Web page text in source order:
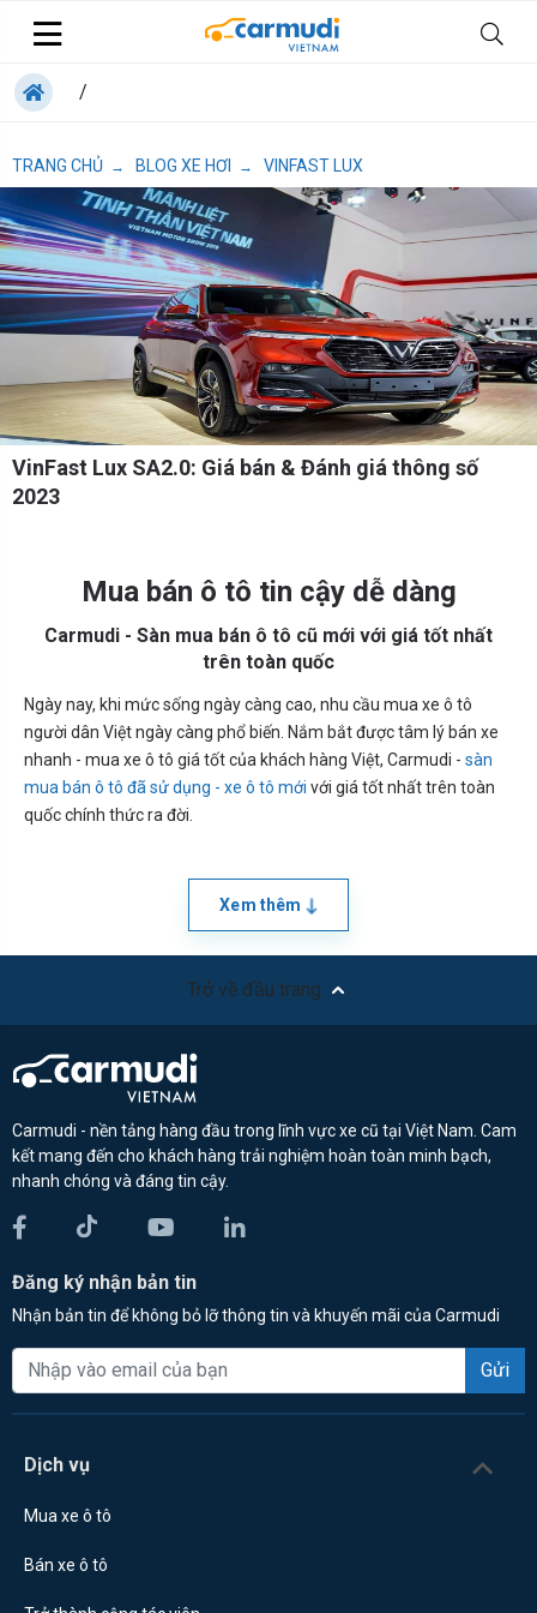
/
TRANG CHỦ → BLOG XE HƠI → VINFAST LUX
VinFast Lux SA2.0: Giá bán & Đánh giá thông số
2023
Mua bán ô tô tin cậy dễ dàng
Carmudi - Sàn mua bán ô tô cũ mới với giá tốt nhất
trên toàn quốc
Ngày nay, khi mức sống ngày càng cao, nhu cầu mua xe ô tô
người dân Việt ngày càng phổ biến. Nắm bắt được tâm lý bán xe
nhanh - mua xe ô tô giá tốt của khách hàng Việt, Carmudi - sàn
mua bán ô tô đã sử dụng - xe ô tô mới với giá tốt nhất trên toàn
quốc chính thức ra đời.
Xem thêm
Trở về đầu trang
Carmudi - nền tảng hàng đầu trong lĩnh vực xe cũ tại Việt Nam. Cam
kết mang đến cho khách hàng trải nghiệm hoàn toàn minh bạch,
nhanh chóng và đáng tin cậy.
Đăng ký nhận bản tin
Nhận bản tin để không bỏ lỡ thông tin và khuyến mãi của Carmudi
Gửi
Dịch vụ
Mua xe ô tô
Bán xe ô tô